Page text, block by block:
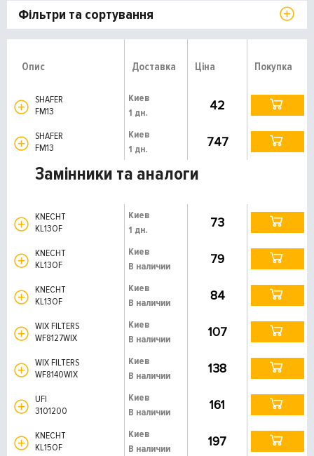
Фільтри та сортування
Опис Доставка Ціна Покупка
SHAFER
FM13
Киев
1 дн.
42
SHAFER
FM13
Киев
1 дн.
747
Замінники та аналоги
KNECHT
KL13OF
Киев
1 дн.
73
KNECHT
KL13OF
Киев
В наличии
79
KNECHT
KL13OF
Киев
В наличии
84
WIX FILTERS
WF8127WIX
Киев
В наличии
107
WIX FILTERS
WF8140WIX
Киев
В наличии
138
UFI
3101200
Киев
В наличии
161
KNECHT
KL15OF
Киев
В наличии
197